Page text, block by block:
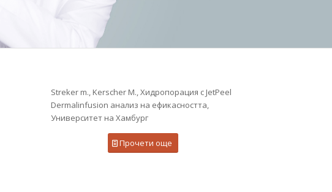
Streker m., Kerscher M., Хидропорация с JetPeel
Dermalinfusion анализ на ефикасността,
Университет на Хамбург
Прочети още